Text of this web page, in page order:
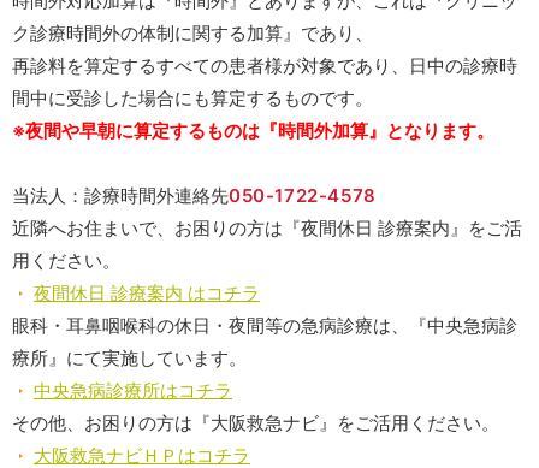
ク診療時間外の体制に関する加算』であり、
再診料を算定するすべての患者様が対象であり、日中の診療時
間中に受診した場合にも算定するものです。
※夜間や早朝に算定するものは『時間外加算』となります。
当法人：診療時間外連絡先050-1722-4578
近隣へお住まいで、お困りの方は『夜間休日 診療案内』をご活
用ください。
夜間休日 診療案内 はコチラ
眼科・耳鼻咽喉科の休日・夜間等の急病診療は、『中央急病診
療所』にて実施しています。
中央急病診療所はコチラ
その他、お困りの方は『大阪救急ナビ』をご活用ください。
大阪救急ナビＨＰはコチラ